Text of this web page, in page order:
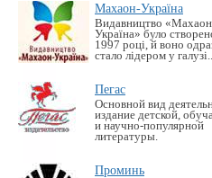
Махаон-Україна
Видавництво
Україна» було
1997 році, й воно
стало лідером у
Пегас
Основной вид
издание детской,
и научно-популярной
литературы.
Проминь